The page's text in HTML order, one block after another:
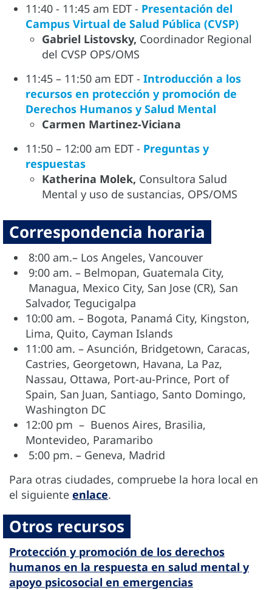
11:40 - 11:45 am EDT - Presentación del
Campus Virtual de Salud Pública (CVSP)
Gabriel Listovsky, Coordinador Regional
del CVSP OPS/OMS
11:45 – 11:50 am EDT - Introducción a los
recursos en protección y promoción de
Derechos Humanos y Salud Mental
Carmen Martinez-Viciana
11:50 – 12:00 am EDT - Preguntas y
respuestas
Katherina Molek, Consultora Salud
Mental y uso de sustancias, OPS/OMS
Correspondencia horaria
8:00 am.– Los Angeles, Vancouver
9:00 am. – Belmopan, Guatemala City,
Managua, Mexico City, San Jose (CR), San
Salvador, Tegucigalpa
10:00 am. – Bogota, Panamá City, Kingston,
Lima, Quito, Cayman Islands
11:00 am. – Asunción, Bridgetown, Caracas,
Castries, Georgetown, Havana, La Paz,
Nassau, Ottawa, Port-au-Prince, Port of
Spain, San Juan, Santiago, Santo Domingo,
Washington DC
12:00 pm – Buenos Aires, Brasilia,
Montevideo, Paramaribo
5:00 pm. – Geneva, Madrid
Para otras ciudades, compruebe la hora local en
el siguiente enlace.
Otros recursos
Protección y promoción de los derechos
humanos en la respuesta en salud mental y
apoyo psicosocial en emergencias